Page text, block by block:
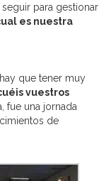
para gestionar
es nuestra
que tener muy
vuestros
fue una jornada
de